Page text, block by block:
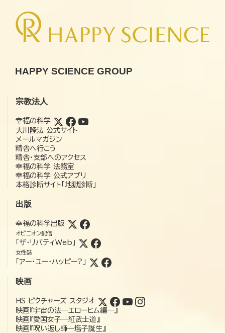
HAPPY SCIENCE GROUP
宗教法人
幸福の科学
大川隆法 公式サイト
メールマガジン
精舎へ行こう
精舎・支部へのアクセス
幸福の科学 法務室
幸福の科学 公式アプリ
本格診断サイト「地獄診断」
出版
幸福の科学出版
オピニオン配信
「ザ・リバティWeb」
女性誌
「アー・ユー・ハッピー?」
映画
HS ピクチャーズ スタジオ
映画『宇宙の法―エローヒム編―』
映画『愛国女子―紅武士道』
映画『呪い返し師—塩子誕生』